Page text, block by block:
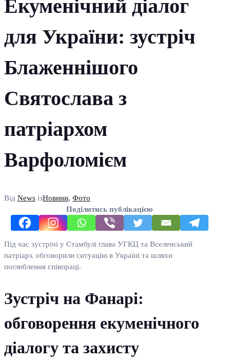
Екуменічний діалог
для України: зустріч
Блаженнішого
Святослава з
патріархом
Варфоломієм
Від News ізНовини, Фото
Поділитись публікацією
Під час зустрічі у Стамбулі глава УГКЦ та Вселенський
патріарх обговорили ситуацію в Україні та шляхи
поглиблення співпраці.
Зустріч на Фанарі:
обговорення екуменічного
діалогу та захисту